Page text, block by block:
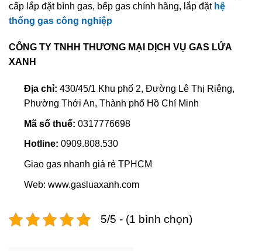
cấp lắp đặt bình gas, bếp gas chính hãng, lắp đặt hệ
thống gas công nghiệp
CÔNG TY TNHH THƯƠNG MẠI DỊCH VỤ GAS LỬA
XANH
Địa chỉ: 430/45/1 Khu phố 2, Đường Lê Thị Riêng,
Phường Thới An, Thành phố Hồ Chí Minh
Mã số thuế: 0317776698
Hotline: 0909.808.530
Giao gas nhanh giá rẻ TPHCM
Web: www.gasluaxanh.com
5/5 - (1 bình chọn)